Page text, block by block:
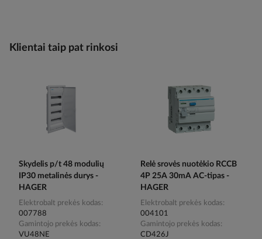
Klientai taip pat rinkosi
Skydelis p/t 48 modulių
IP30 metalinės durys -
HAGER
Elektrobalt prekės kodas
007788
Gamintojo prekės kodas
VU48NE
Relė srovės nuotėkio RCCB
4P 25A 30mA AC-tipas -
HAGER
Elektrobalt prekės kodas
004101
Gamintojo prekės kodas
CD426J